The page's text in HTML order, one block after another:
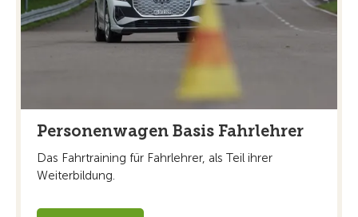
Personenwagen Basis Fahrlehrer
Das Fahrtraining für Fahrlehrer, als Teil ihrer
Weiterbildung.